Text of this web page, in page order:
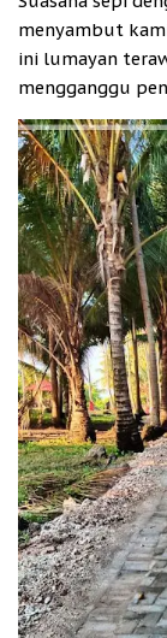
menyambut
ini lumayan
mengganggu